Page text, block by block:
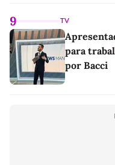
9 TV
para
por Bacci